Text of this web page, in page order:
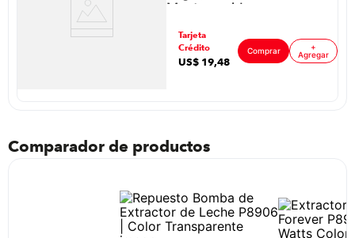
Mastermaid
| 1 Litro 25
Watts Color
Negro
Tarjeta
Crédito
US$ 19,48
Comprar
+
Agregar
Comparador de productos